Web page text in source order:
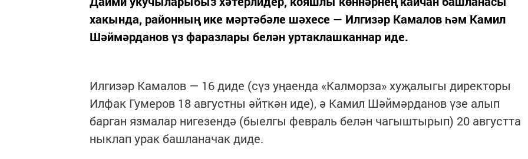
хакында, районның ике мәртәбәле шәхесе — Илгизәр Камалов һәм Камил
Шәймәрданов үз фаразлары белән уртаклашканнар иде.
Илгизәр Камалов — 16 диде (сүз уңаенда «Калморза» хуҗалыгы директоры
Илфак Гумеров 18 августны әйткән иде), ә Камил Шәймәрданов үзе алып
барган язмалар нигезендә (быелгы февраль белән чагыштырып) 20 августта
ныклап урак башланачак диде.